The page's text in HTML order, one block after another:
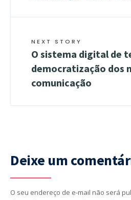
NEXT STORY
O sistema digital de
democratização dos
comunicação
Deixe um
O seu endereço de e-mail não será